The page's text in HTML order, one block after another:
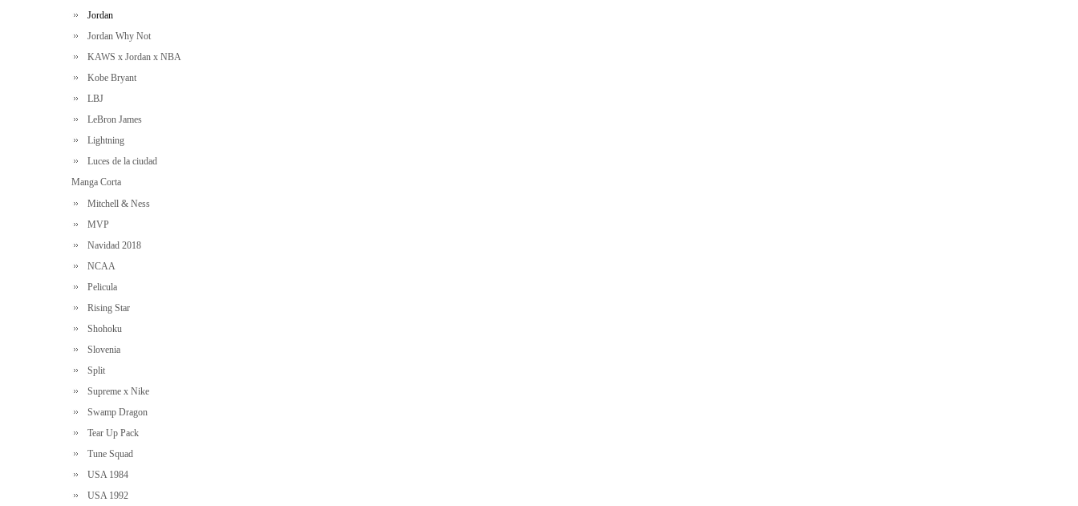
Jordan
Jordan Why Not
KAWS x Jordan x NBA
Kobe Bryant
LBJ
LeBron James
Lightning
Luces de la ciudad
Manga Corta
Mitchell & Ness
MVP
Navidad 2018
NCAA
Pelicula
Rising Star
Shohoku
Slovenia
Split
Supreme x Nike
Swamp Dragon
Tear Up Pack
Tune Squad
USA 1984
USA 1992